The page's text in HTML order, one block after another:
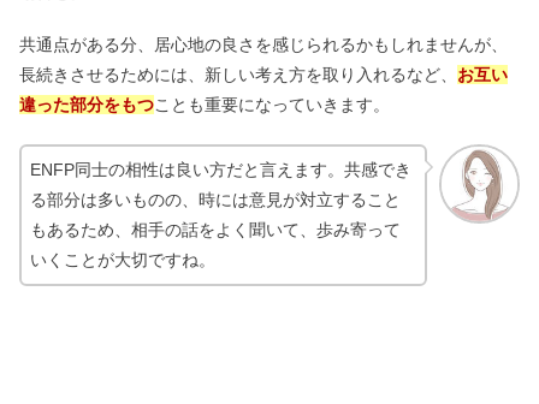
共通点がある分、居心地の良さを感じられるかもしれませんが、
長続きさせるためには、新しい考え方を取り入れるなど、 お互い
違った部分をもつことも重要になっていきます。
ENFP同士の相性は良い方だと言えます。共感でき
る部分は多いものの、時には意見が対立すること
もあるため、相手の話をよく聞いて、歩み寄って
いくことが大切ですね。